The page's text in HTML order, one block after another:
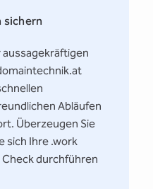
sichern
Abläufen
Überzeugen Sie
sich Ihre .work
Check durchführen